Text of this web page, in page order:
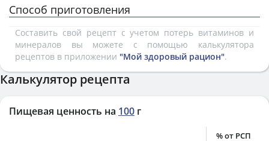
Способ приготовления
Составить свой рецепт с учетом потерь витаминов и
минералов вы можете с помощью калькулятора
рецептов в приложении "Мой здоровый рацион".
Калькулятор рецепта
Пищевая ценность на 100 г
% от РСП